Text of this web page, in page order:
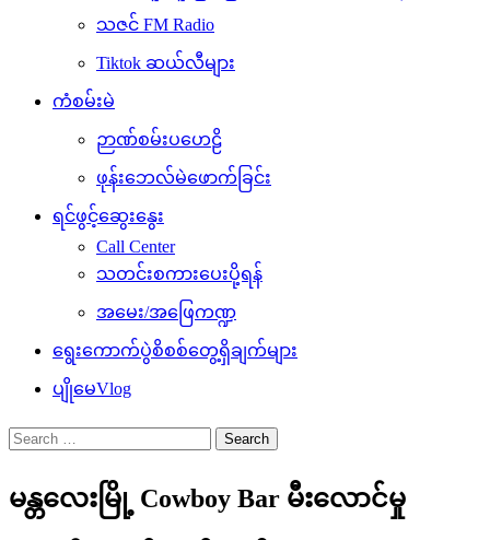
သဇင် FM Radio
Tiktok ဆယ်လီများ
ကံစမ်းမဲ
ဉာဏ်စမ်းပဟေဠိ
ဖုန်းဘေလ်မဲဖောက်ခြင်း
ရင်ဖွင့်ဆွေးနွေး
Call Center
သတင်းစကားပေးပို့ရန်
အမေး/အဖြေကဏ္ဍ
ရွေးကောက်ပွဲစိစစ်တွေ့ရှိချက်များ
ပျိုမေVlog
Search
for:
မန္တလေးမြို့ Cowboy Bar မီးလောင်မှု